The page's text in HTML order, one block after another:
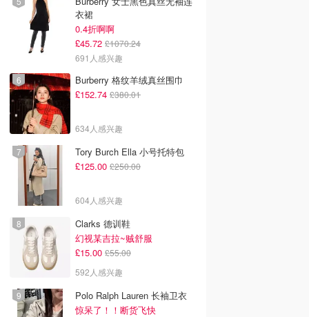
衣裙
0.4折啊啊
£45.72 £1070.24
691人感兴趣
Burberry 格纹羊绒真丝围巾
£152.74 £380.01
634人感兴趣
Tory Burch Ella 小号托特包
£125.00 £250.00
604人感兴趣
Clarks 德训鞋
幻视某吉拉~贼舒服
£15.00 £55.00
592人感兴趣
Polo Ralph Lauren 长袖卫衣
惊呆了！！断货飞快